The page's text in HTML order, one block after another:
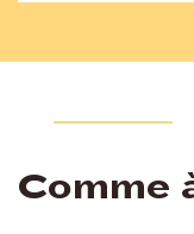
Comme